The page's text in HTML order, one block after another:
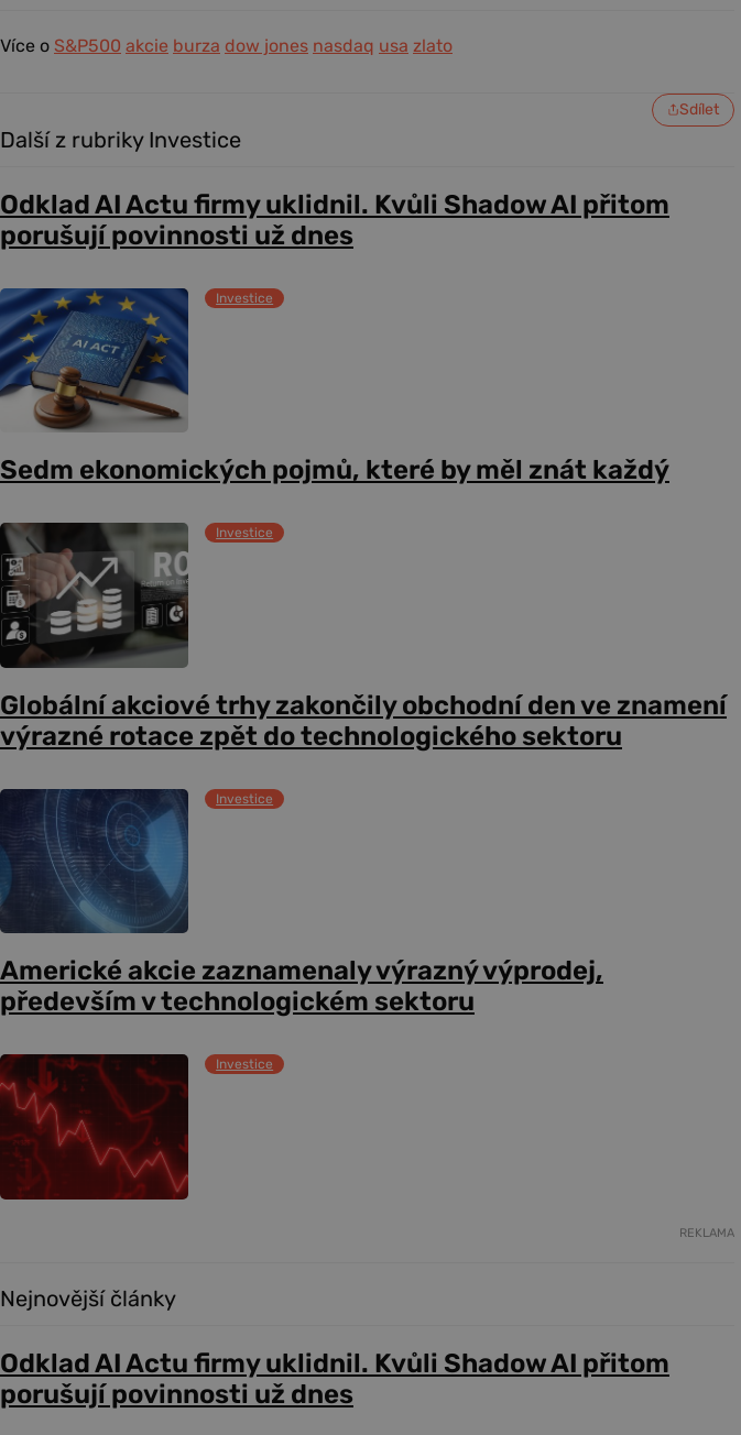
Více o S&P500 akcie burza dow jones nasdaq usa zlato
Sdílet
Další z rubriky Investice
Odklad AI Actu firmy uklidnil. Kvůli Shadow AI přitom
porušují povinnosti už dnes
Investice
Sedm ekonomických pojmů, které by měl znát každý
Investice
Globální akciové trhy zakončily obchodní den ve znamení
výrazné rotace zpět do technologického sektoru
Investice
Americké akcie zaznamenaly výrazný výprodej,
především v technologickém sektoru
Investice
REKLAMA
Nejnovější články
Odklad AI Actu firmy uklidnil. Kvůli Shadow AI přitom
porušují povinnosti už dnes